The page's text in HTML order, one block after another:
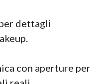
dettagli
con aperture per